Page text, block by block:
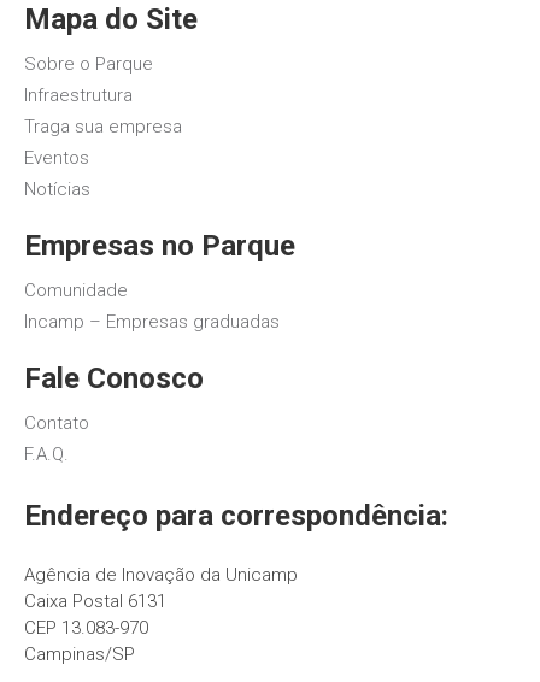
Mapa do Site
Sobre o Parque
Infraestrutura
Traga sua empresa
Eventos
Notícias
Empresas no Parque
Comunidade
Incamp – Empresas graduadas
Fale Conosco
Contato
F.A.Q.
Endereço para correspondência:
Agência de Inovação da Unicamp
Caixa Postal 6131
CEP 13.083-970
Campinas/SP